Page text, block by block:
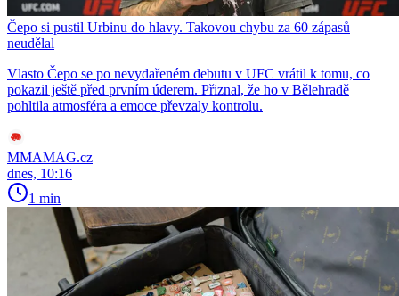
Čepo si pustil Urbinu do hlavy. Takovou chybu za 60 zápasů
neudělal
Vlasto Čepo se po nevydařeném debutu v UFC vrátil k tomu, co
pokazil ještě před prvním úderem. Přiznal, že ho v Bělehradě
pohltila atmosféra a emoce převzaly kontrolu.
MMAMAG.cz
dnes, 10:16
1 min